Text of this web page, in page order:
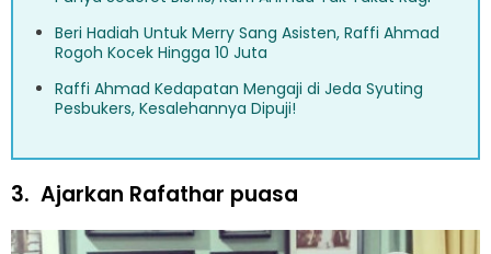
Beri Hadiah Untuk Merry Sang Asisten, Raffi Ahmad
Rogoh Kocek Hingga 10 Juta
Raffi Ahmad Kedapatan Mengaji di Jeda Syuting
Pesbukers, Kesalehannya Dipuji!
3. Ajarkan Rafathar puasa